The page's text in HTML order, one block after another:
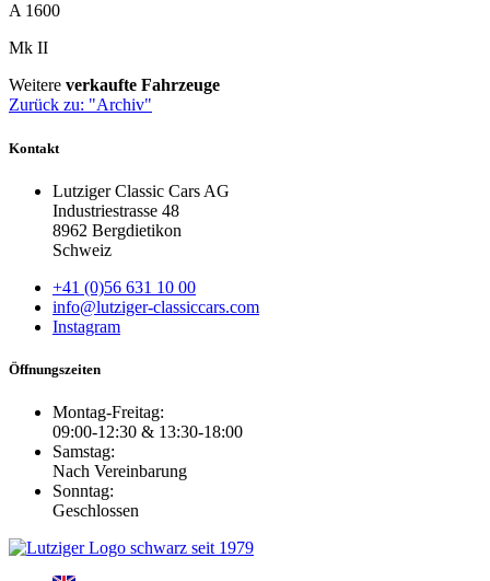
A 1600
Mk II
Weitere verkaufte Fahrzeuge
Zurück zu: "Archiv"
Kontakt
Lutziger Classic Cars AG
Industriestrasse 48
8962 Bergdietikon
Schweiz
+41 (0)56 631 10 00
info@lutziger-classiccars.com
Instagram
Öffnungszeiten
Montag-Freitag:
09:00-12:30 & 13:30-18:00
Samstag:
Nach Vereinbarung
Sonntag:
Geschlossen